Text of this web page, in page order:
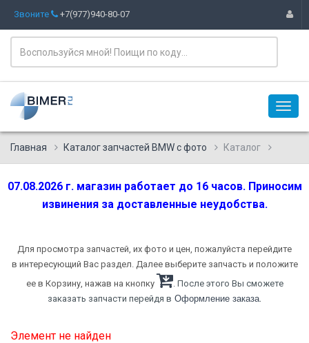
Звоните +7(977)940-80-07
Главная Каталог запчастей BMW с фото Каталог
07.08.2026 г. магазин работает до 16 часов. Приносим
извинения за доставленные неудобства.
Для просмотра запчастей, их фото и цен, пожалуйста перейдите
в интересующий Вас раздел. Далее выберите запчасть и положите
ее в Корзину, нажав на кнопку
. После этого Вы сможете
заказать запчасти перейдя в Оформление заказа.
Элемент не найден